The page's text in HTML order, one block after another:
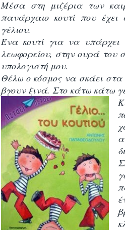
Μέσα στη μιζέρια των
πανάρχαιο κουτί που έχει
γέλιου.
Ένα κουτί για να υπάρχει
λεωφορείου, στην ουρά του
υπολογιστή μου.
Θέλω ο κόσμος να σκάει στα
βγουν ξινά. Στο κάτω κάτω